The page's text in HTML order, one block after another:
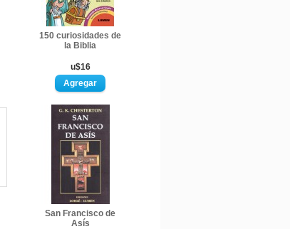
150 curiosidades de
la Biblia
u$16
San Francisco de
Asís